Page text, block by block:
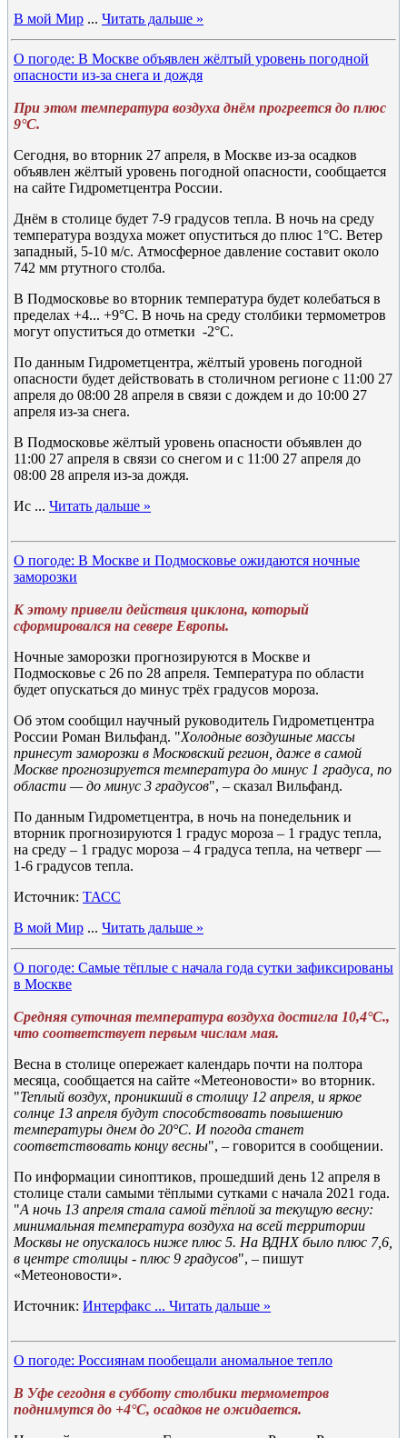
В мой Мир ... Читать дальше »
О погоде: В Москве объявлен жёлтый уровень погодной
опасности из-за снега и дождя
При этом температура воздуха днём прогреется до плюс
9°C.
Сегодня, во вторник 27 апреля, в Москве из-за осадков
объявлен жёлтый уровень погодной опасности, сообщается
на сайте Гидрометцентра России.
Днём в столице будет 7-9 градусов тепла. В ночь на среду
температура воздуха может опуститься до плюс 1°C. Ветер
западный, 5-10 м/с. Атмосферное давление составит около
742 мм ртутного столба.
В Подмосковье во вторник температура будет колебаться в
пределах +4... +9°C. В ночь на среду столбики термометров
могут опуститься до отметки -2°C.
По данным Гидрометцентра, жёлтый уровень погодной
опасности будет действовать в столичном регионе с 11:00 27
апреля до 08:00 28 апреля в связи с дождем и до 10:00 27
апреля из-за снега.
В Подмосковье жёлтый уровень опасности объявлен до
11:00 27 апреля в связи со снегом и с 11:00 27 апреля до
08:00 28 апреля из-за дождя.
Ис ... Читать дальше »
О погоде: В Москве и Подмосковье ожидаются ночные
заморозки
К этому привели действия циклона, который
сформировался на севере Европы.
Ночные заморозки прогнозируются в Москве и
Подмосковье с 26 по 28 апреля. Температура по области
будет опускаться до минус трёх градусов мороза.
Об этом сообщил научный руководитель Гидрометцентра
России Роман Вильфанд. "Холодные воздушные массы
принесут заморозки в Московский регион, даже в самой
Москве прогнозируется температура до минус 1 градуса, по
области — до минус 3 градусов", – сказал Вильфанд.
По данным Гидрометцентра, в ночь на понедельник и
вторник прогнозируются 1 градус мороза – 1 градус тепла,
на среду – 1 градус мороза – 4 градуса тепла, на четверг —
1-6 градусов тепла.
Источник: ТАСС
В мой Мир ... Читать дальше »
О погоде: Самые тёплые с начала года сутки зафиксированы
в Москве
Средняя суточная температура воздуха достигла 10,4°C.,
что соответствует первым числам мая.
Весна в столице опережает календарь почти на полтора
месяца, сообщается на сайте «Метеоновости» во вторник.
"Теплый воздух, проникший в столицу 12 апреля, и яркое
солнце 13 апреля будут способствовать повышению
температуры днем до 20°C. И погода станет
соответствовать концу весны", – говорится в сообщении.
По информации синоптиков, прошедший день 12 апреля в
столице стали самыми тёплыми сутками с начала 2021 года.
"А ночь 13 апреля стала самой тёплой за текущую весну:
минимальная температура воздуха на всей территории
Москвы не опускалось ниже плюс 5. На ВДНХ было плюс 7,6,
в центре столицы - плюс 9 градусов", – пишут
«Метеоновости».
Источник: Интерфакс ... Читать дальше »
О погоде: Россиянам пообещали аномальное тепло
В Уфе сегодня в субботу столбики термометров
поднимутся до +4°C, осадков не ожидается.